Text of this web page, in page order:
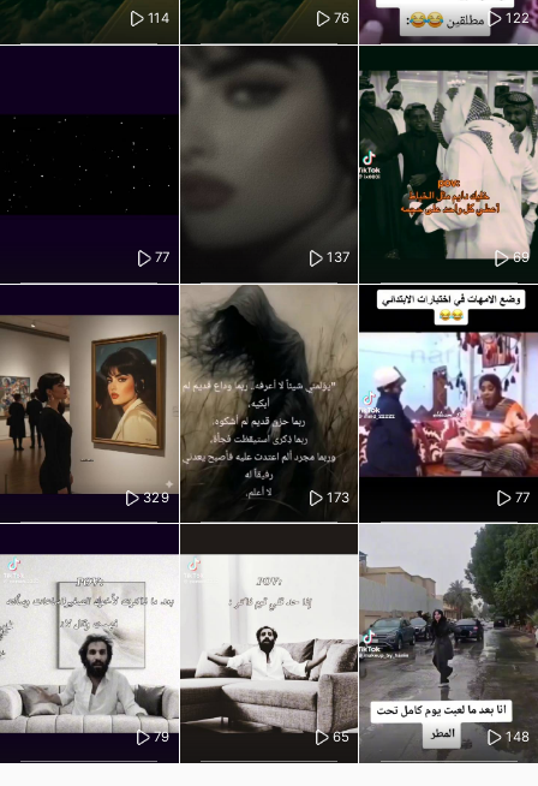
114 76 122
77 137 69
329 173 77
79 65 148